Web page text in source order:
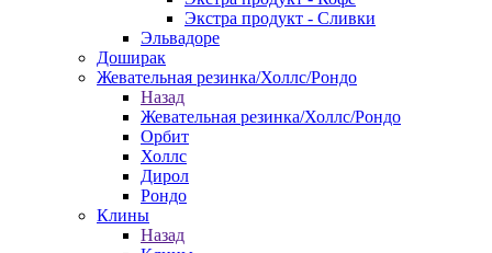
Экстра продукт - Сливки
Эльвадоре
Доширак
Жевательная резинка/Холлс/Рондо
Назад
Жевательная резинка/Холлс/Рондо
Орбит
Холлс
Дирол
Рондо
Клины
Назад